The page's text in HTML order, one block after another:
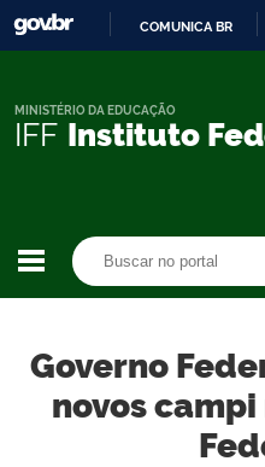
COMUNICA BR
IFF Instituto
MINISTÉRIO DA EDUCAÇÃO
Governo
novos